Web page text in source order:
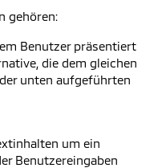
gehören:
Benutzer präsentiert
die dem gleichen
unten aufgeführten
um ein
Benutzereingaben